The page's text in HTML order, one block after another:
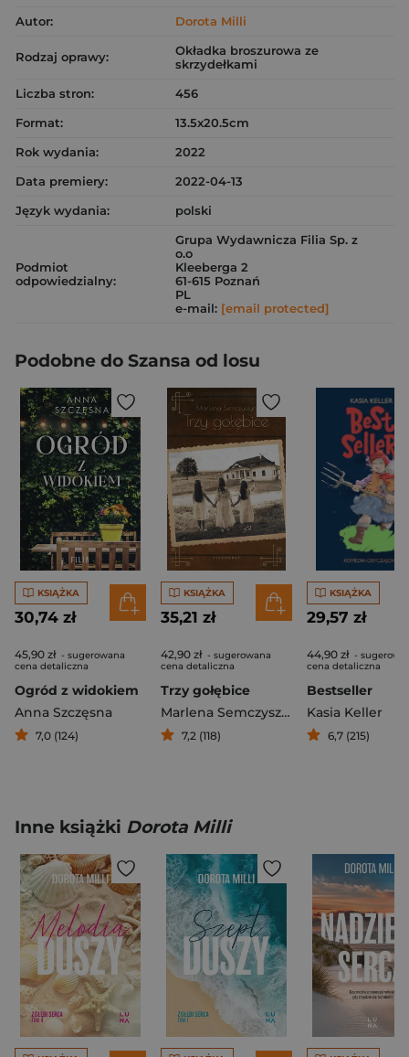
Autor:
Dorota Milli
Rodzaj oprawy:
Okładka broszurowa ze
skrzydełkami
Liczba stron:
456
Format:
13.5x20.5cm
Rok wydania:
2022
Data premiery:
2022-04-13
Język wydania:
polski
Podmiot
odpowiedzialny:
Grupa Wydawnicza Filia Sp. z
o.o
Kleeberga 2
61-615 Poznań
PL
e-mail: [email protected]
Podobne do Szansa od losu
KSIĄŻKA
30,74 zł
45,90 zł - sugerowana
cena detaliczna
Ogród z widokiem
Anna Szczęsna
7,0 (124)
KSIĄŻKA
35,21 zł
42,90 zł - sugerowana
cena detaliczna
Trzy gołębice
Marlena Semczyszyn
7,2 (118)
KSIĄŻKA
29,57 zł
44,90 zł -
cena detaliczna
Bestseller
Kasia Keller
6,7 (215)
Inne książki Dorota Milli